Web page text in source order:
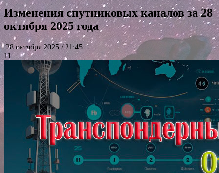
Изменения спутниковых каналов за 28
октября 2025 года
28 октября 2025 / 21:45
11